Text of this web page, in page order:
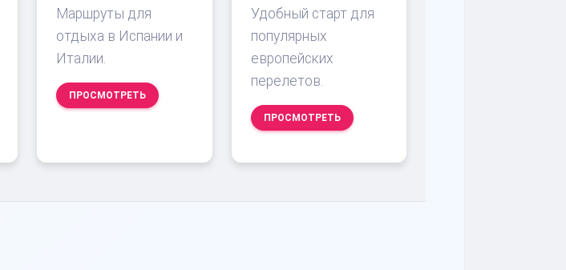
Маршруты для
отдыха в Испании и
Италии.
ПРОСМОТРЕТЬ
Удобный старт для
популярных
европейских
перелетов.
ПРОСМОТРЕТЬ